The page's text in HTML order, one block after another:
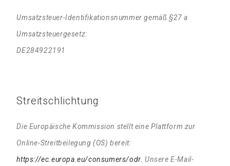
Umsatzsteuer-Identifikationsnummer gemäß §27 a
Umsatzsteuergesetz:
DE284922191
Streitschlichtung
Die Europäische Kommission stellt eine Plattform zur
Online-Streitbeilegung (OS) bereit:
https://ec.europa.eu/consumers/odr. Unsere E-Mail-